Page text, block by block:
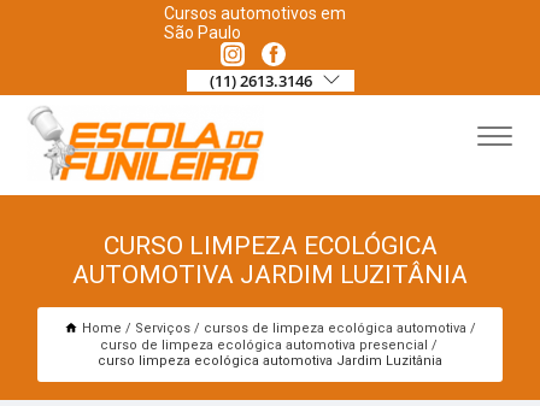
Cursos automotivos em
São Paulo
(11) 2613.3146
CURSO LIMPEZA ECOLÓGICA
AUTOMOTIVA JARDIM LUZITÂNIA
Home Serviços
cursos de limpeza ecológica automotiva
curso de limpeza ecológica automotiva presencial
curso limpeza ecológica automotiva Jardim Luzitânia